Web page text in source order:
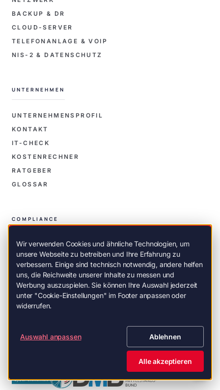
BACKUP & DR
CLOUD-SERVER
TELEFONANLAGE & VOIP
NIS-2 & DATENSCHUTZ
UNTERNEHMEN
UNTERNEHMENSPROFIL
KONTAKT
IT-CHECK
KOSTENRECHNER
RATGEBER
GLOSSAR
COMPLIANCE
DATENSCHUTZ
AGB
IMPRESSUM
MITGLIEDSCHAFTEN
Wir verwenden Cookies und ähnliche Technologien, um
unsere Webseite zu betreiben und Ihre Erfahrung zu
verbessern. Einige sind technisch notwendig, andere helfen
uns, die Reichweite unserer Inhalte zu messen und
Werbung auszuspielen. Sie können Ihre Auswahl jederzeit
unter "Cookie-Einstellungen" im Footer anpassen oder
widerrufen.
Auswahl anpassen Ablehnen
Alle akzeptieren